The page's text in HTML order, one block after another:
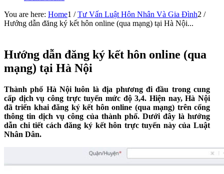
You are here: Home1 / Tư Vấn Luật Hôn Nhân Và Gia Đình2 /
Hướng dẫn đăng ký kết hôn online (qua mạng) tại Hà Nội...
Hướng dẫn đăng ký kết hôn online (qua
mạng) tại Hà Nội
Thành phố Hà Nội luôn là địa phương đi đầu trong cung
cấp dịch vụ công trực tuyến mức độ 3,4. Hiện nay, Hà Nội
đã triển khai đăng ký kết hôn online (qua mạng) trên cổng
thông tin dịch vụ công của thành phố. Dưới đây là hướng
dẫn chi tiết cách đăng ký kết hôn trực tuyến này của Luật
Nhân Dân.